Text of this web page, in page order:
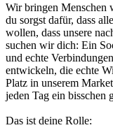
Wir bringen Menschen
du sorgst dafür, dass
wollen, dass unsere
suchen wir dich: Ein
und echte
entwickeln, die echte
Platz in unserem
jeden Tag ein bisschen
Das ist deine Rolle: